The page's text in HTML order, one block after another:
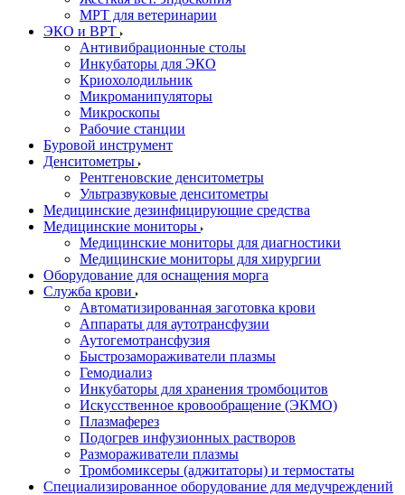
МРТ для ветеринарии
ЭКО и ВРТ
Антивибрационные столы
Инкубаторы для ЭКО
Криохолодильник
Микроманипуляторы
Микроскопы
Рабочие станции
Буровой инструмент
Денситометры
Рентгеновские денситометры
Ультразвуковые денситометры
Медицинские дезинфицирующие средства
Медицинские мониторы
Медицинские мониторы для диагностики
Медицинские мониторы для хирургии
Оборудование для оснащения морга
Служба крови
Автоматизированная заготовка крови
Аппараты для аутотрансфузии
Аутогемотрансфузия
Быстрозамораживатели плазмы
Гемодиализ
Инкубаторы для хранения тромбоцитов
Искусственное кровообращение (ЭКМО)
Плазмаферез
Подогрев инфузионных растворов
Размораживатели плазмы
Тромбомиксеры (аджитаторы) и термостаты
Специализированное оборудование для медучреждений